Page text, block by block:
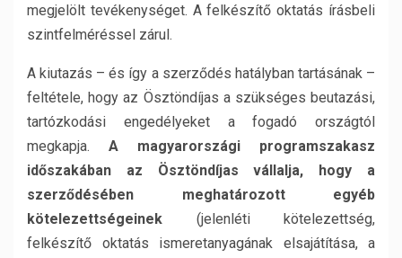
megjelölt tevékenységet. A felkészítő oktatás írásbeli
szintfelméréssel zárul.
A kiutazás – és így a szerződés hatályban tartásának –
feltétele, hogy az Ösztöndíjas a szükséges beutazási,
tartózkodási engedélyeket a fogadó országtól
megkapja. A magyarországi programszakasz
időszakában az Ösztöndíjas vállalja, hogy a
szerződésében meghatározott egyéb
kötelezettségeinek (jelenléti kötelezettség,
felkészítő oktatás ismeretanyagának elsajátítása, a